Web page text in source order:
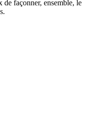
de façonner, ensemble, le